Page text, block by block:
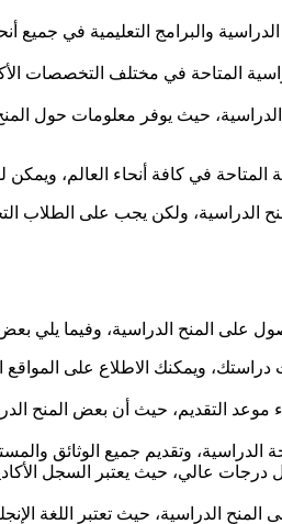
والبرامج التعليمية في جميع
المتاحة في مختلف التخصصات
حيث يوفر معلومات حول
في كافة أنحاء العالم،
الدراسية، ولكن يجب على الطلاب
على المنح الدراسية، وفيما يلي بعض
ويمكنك الاطلاع على المواقع
التقديم، حيث أن بعض المنح
الدراسية، وتقديم جميع الوثائق
عالي، حيث يعتبر السجل
الدراسية، حيث تعتبر اللغة